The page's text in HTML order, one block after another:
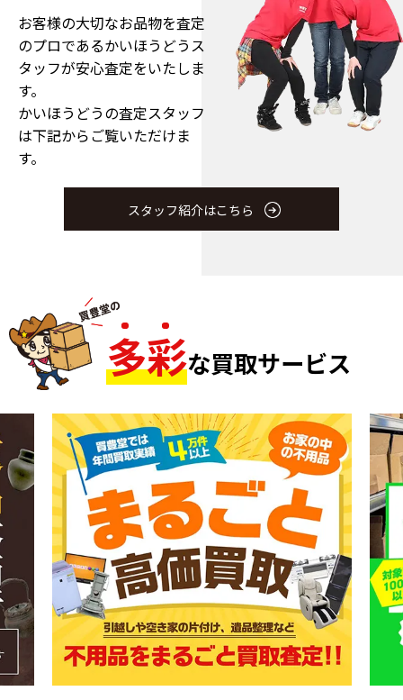
お客様の大切なお品物を査定
のプロであるかいほうどうス
タッフが安心査定をいたしま
す。
かいほうどうの査定スタッフ
は下記からご覧いただけま
す。
スタッフ紹介はこちら
多彩な買取サービス